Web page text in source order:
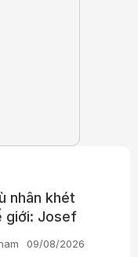
nhân khét
giới: Josef
09/08/2026